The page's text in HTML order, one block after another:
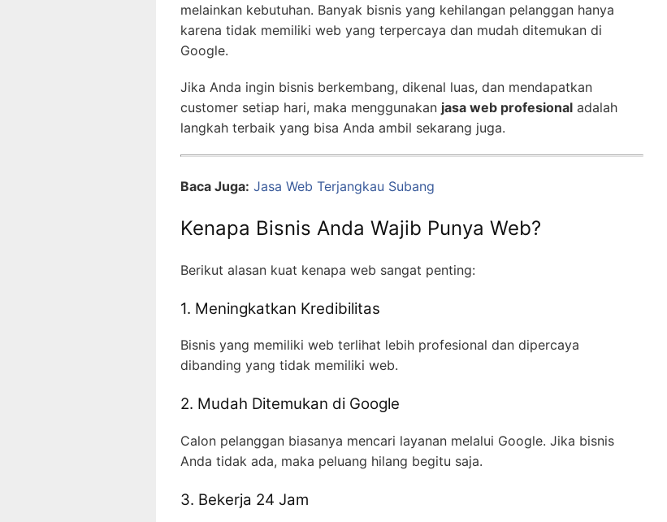
melainkan kebutuhan. Banyak bisnis yang kehilangan pelanggan hanya
karena tidak memiliki web yang terpercaya dan mudah ditemukan di
Google.
Jika Anda ingin bisnis berkembang, dikenal luas, dan mendapatkan
customer setiap hari, maka menggunakan jasa web profesional adalah
langkah terbaik yang bisa Anda ambil sekarang juga.
Baca Juga: Jasa Web Terjangkau Subang
Kenapa Bisnis Anda Wajib Punya Web?
Berikut alasan kuat kenapa web sangat penting:
1. Meningkatkan Kredibilitas
Bisnis yang memiliki web terlihat lebih profesional dan dipercaya
dibanding yang tidak memiliki web.
2. Mudah Ditemukan di Google
Calon pelanggan biasanya mencari layanan melalui Google. Jika bisnis
Anda tidak ada, maka peluang hilang begitu saja.
3. Bekerja 24 Jam